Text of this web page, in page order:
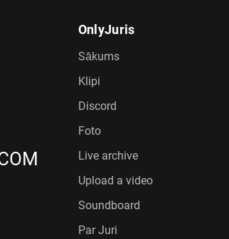
OnlyJuris
Sākums
Klipi
Discord
Foto
Live archive
Upload a video
Soundboard
Par Juri